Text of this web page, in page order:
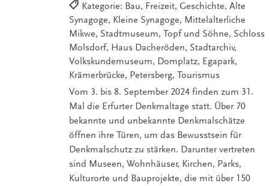
Kategorie: Bau, Freizeit, Geschichte, Alte
Synagoge, Kleine Synagoge, Mittelalterliche
Mikwe, Stadtmuseum, Topf und Söhne, Schloss
Molsdorf, Haus Dacheröden, Stadtarchiv,
Volkskundemuseum, Domplatz, Egapark,
Krämerbrücke, Petersberg, Tourismus
Vom 3. bis 8. September 2024 finden zum 31.
Mal die Erfurter Denkmaltage statt. Über 70
bekannte und unbekannte Denkmalschätze
öffnen ihre Türen, um das Bewusstsein für
Denkmalschutz zu stärken. Darunter vertreten
sind Museen, Wohnhäuser, Kirchen, Parks,
Kulturorte und Bauprojekte, die mit über 150